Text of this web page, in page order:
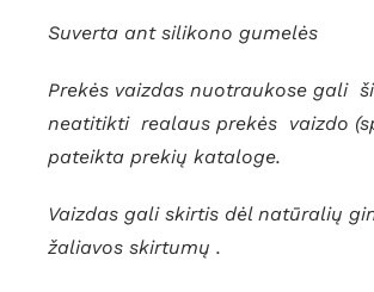
Suverta ant silikono gumelės
Prekės vaizdas nuotraukose gali
neatitikti realaus prekės vaizdo
pateikta prekių kataloge.
Vaizdas gali skirtis dėl natūralių
žaliavos skirtumų .